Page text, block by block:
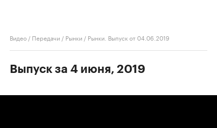
Видео / Передачи / Рынки / Рынки. Выпуск от 04.06.2019
Выпуск за 4 июня, 2019